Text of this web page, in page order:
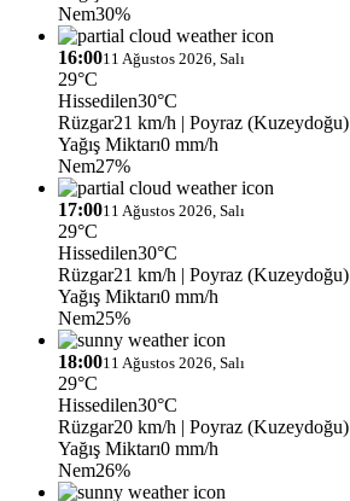
Nem30%
16:0011 Ağustos 2026, Salı
29°C
Hissedilen30°C
Rüzgar21 km/h | Poyraz (Kuzeydoğu)
Yağış Miktarı0 mm/h
Nem27%
17:0011 Ağustos 2026, Salı
29°C
Hissedilen30°C
Rüzgar21 km/h | Poyraz (Kuzeydoğu)
Yağış Miktarı0 mm/h
Nem25%
18:0011 Ağustos 2026, Salı
29°C
Hissedilen30°C
Rüzgar20 km/h | Poyraz (Kuzeydoğu)
Yağış Miktarı0 mm/h
Nem26%